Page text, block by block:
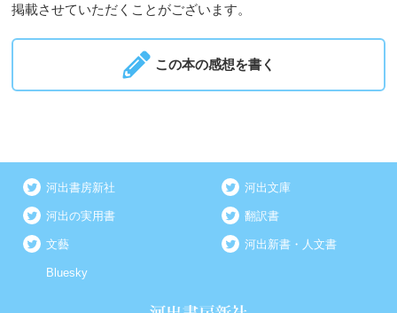
掲載させていただくことがございます。
この本の感想を書く
河出書房新社 河出文庫
河出の実用書 翻訳書
文藝 河出新書・人文書
Bluesky